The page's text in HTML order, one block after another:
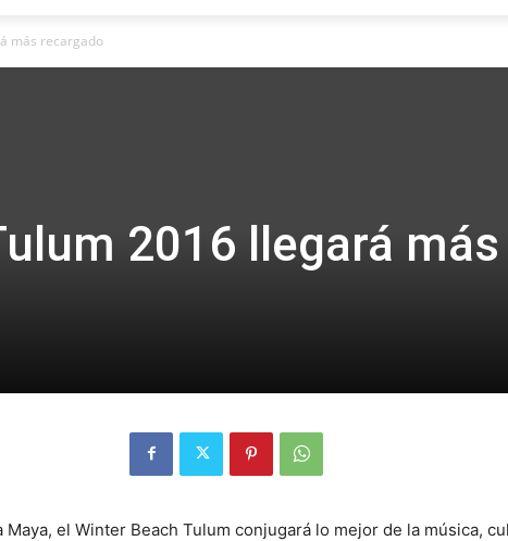
más recargado
2016 llegará más
el Winter Beach Tulum conjugará lo mejor de la música,